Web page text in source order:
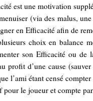
est une motivation
(via des malus,
en Efficacité afin de
choix en balance
son Efficacité ou
profit d’une cause
l’ami étant censé
le joueur et compte